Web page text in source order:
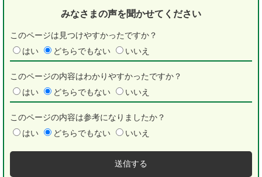
みなさまの声を聞かせてください
このページは見つけやすかったですか？
はい
どちらでもない いいえ
このページの内容はわかりやすかったですか？
はい
どちらでもない いいえ
このページの内容は参考になりましたか？
はい
どちらでもない いいえ